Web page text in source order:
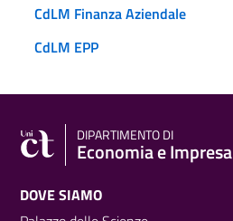
CdLM Finanza Aziendale
CdLM EPP
DIPARTIMENTO DI
Economia e Impresa
DOVE SIAMO